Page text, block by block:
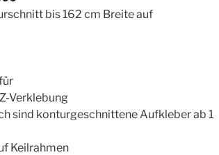
bis 162 cm Breite auf
Verklebung
sind konturgeschnittene Aufkleber ab 1
Keilrahmen